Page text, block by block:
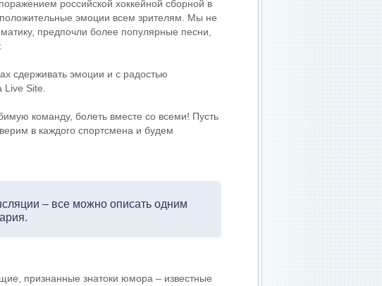
российской хоккейной сборной в
эмоции всем зрителям. Мы не
предпочли более популярные песни,
сдерживать эмоции и с радостью
Site.
команду, болеть вместе со всеми! Пусть
в каждого спортсмена и будем
– все можно описать одним
признанные знатоки юмора – известные